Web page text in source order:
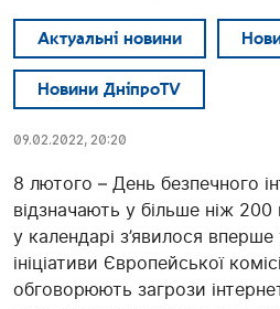
Актуальні новини
Новини ДніпроTV
09.02.2022, 20:20
8 лютого – День безпечного
відзначають у більше ніж 200
у календарі з’явилося
ініціативи Європейської
обговорюють загрози